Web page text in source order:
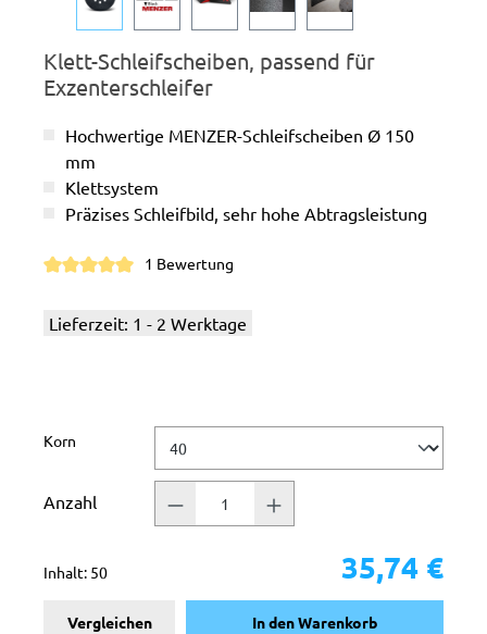
Klett-Schleifscheiben, passend für
Exzenterschleifer
Hochwertige MENZER-Schleifscheiben Ø 150
mm
Klettsystem
Präzises Schleifbild, sehr hohe Abtragsleistung
1 Bewertung
Lieferzeit: 1 - 2 Werktage
Korn
Anzahl
Inhalt: 50 35,74 €
Vergleichen In den Warenkorb